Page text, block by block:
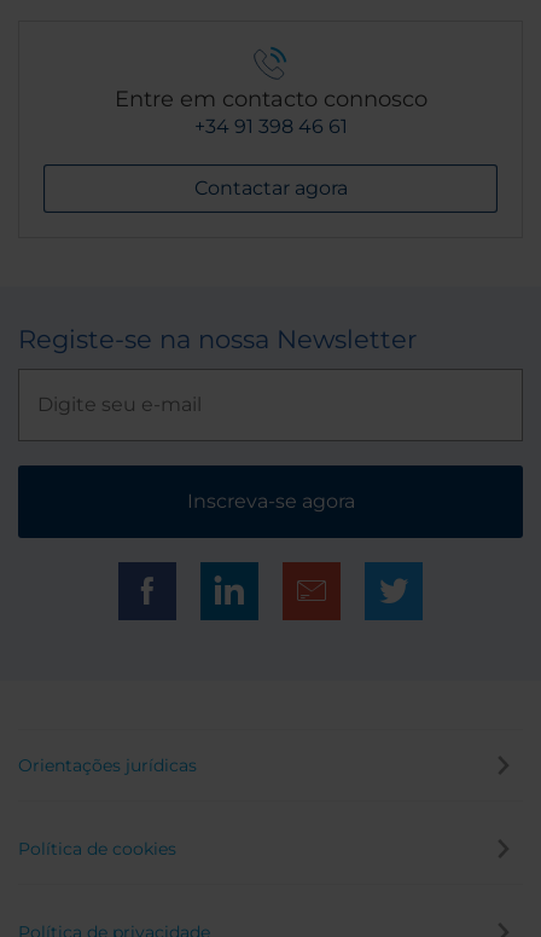
Entre em contacto connosco
+34 91 398 46 61
Contactar agora
Registe-se na nossa Newsletter
Inscreva-se agora
Orientações jurídicas
Política de cookies
Política de privacidade